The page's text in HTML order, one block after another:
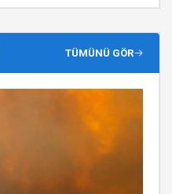
TÜMÜNÜ GÖR